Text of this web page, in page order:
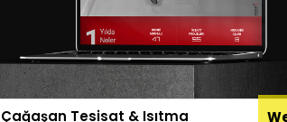
Çağaşan Tesisat & Isıtma